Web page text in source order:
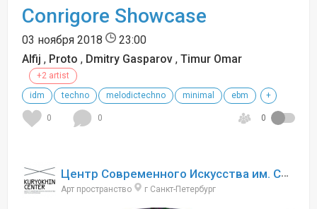
Conrigore Showcase
03 ноября 2018
23:00
Alfij , Proto , Dmitry Gasparov , Timur Omar
+2 artist
idm
techno melodictechno minimal ebm +
0 0 0
Центр Современного Искусства им. Сергея Курёхина
Арт пространство г Санкт-Петербург